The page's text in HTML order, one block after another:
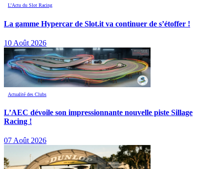
L’Actu du Slot Racing
La gamme Hypercar de Slot.it va continuer de s’étoffer !
10 Août 2026
Actualité des Clubs
L’AEC dévoile son impressionnante nouvelle piste Sillage
Racing !
07 Août 2026